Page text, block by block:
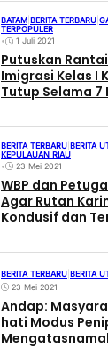
BATAM BERITA TERBARU
TERPOPULER
•
1 Juli 2021
Putuskan
Imigrasi Kelas I
Tutup Selama 7
BERITA TERBARU BERITA
KEPULAUAN RIAU
•
23 Mei 2021
WBP dan
Agar Rutan
Kondusif dan
BERITA TERBARU BERITA
23 Mei 2021
Andap:
hati Modus